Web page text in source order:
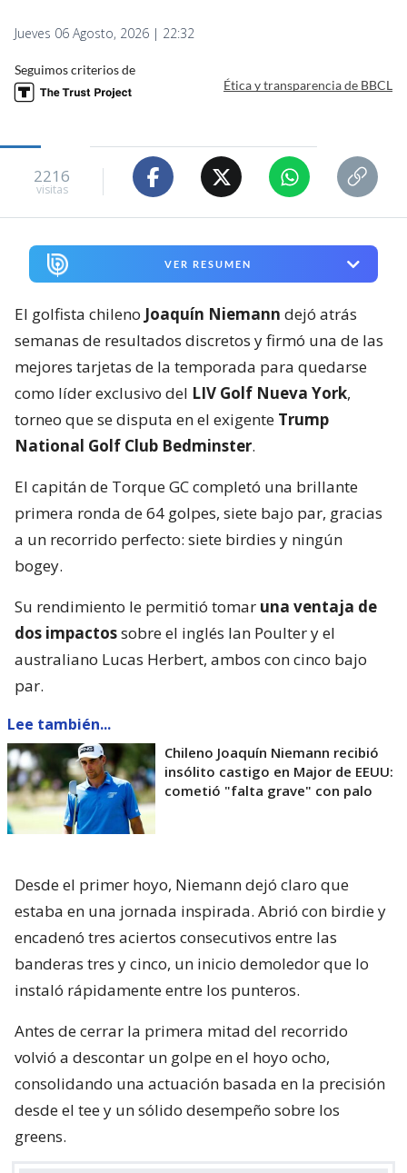
Jueves 06 Agosto, 2026 | 22:32
Seguimos criterios de
Ética y transparencia de BBCL
2216
visitas
VER RESUMEN
El golfista chileno Joaquín Niemann dejó atrás
semanas de resultados discretos y firmó una de las
mejores tarjetas de la temporada para quedarse
como líder exclusivo del LIV Golf Nueva York,
torneo que se disputa en el exigente Trump
National Golf Club Bedminster.
El capitán de Torque GC completó una brillante
primera ronda de 64 golpes, siete bajo par, gracias
a un recorrido perfecto: siete birdies y ningún
bogey.
Su rendimiento le permitió tomar una ventaja de
dos impactossobre el inglés Ian Poulter y el
australiano Lucas Herbert, ambos con cinco bajo
par.
Lee también...
Chileno Joaquín Niemann recibió
insólito castigo en Major de EEUU:
cometió "falta grave" con palo
Desde el primer hoyo, Niemann dejó claro que
estaba en una jornada inspirada. Abrió con birdie y
encadenó tres aciertos consecutivos entre las
banderas tres y cinco, un inicio demoledor que lo
instaló rápidamente entre los punteros.
Antes de cerrar la primera mitad del recorrido
volvió a descontar un golpe en el hoyo ocho,
consolidando una actuación basada en la precisión
desde el tee y un sólido desempeño sobre los
greens.